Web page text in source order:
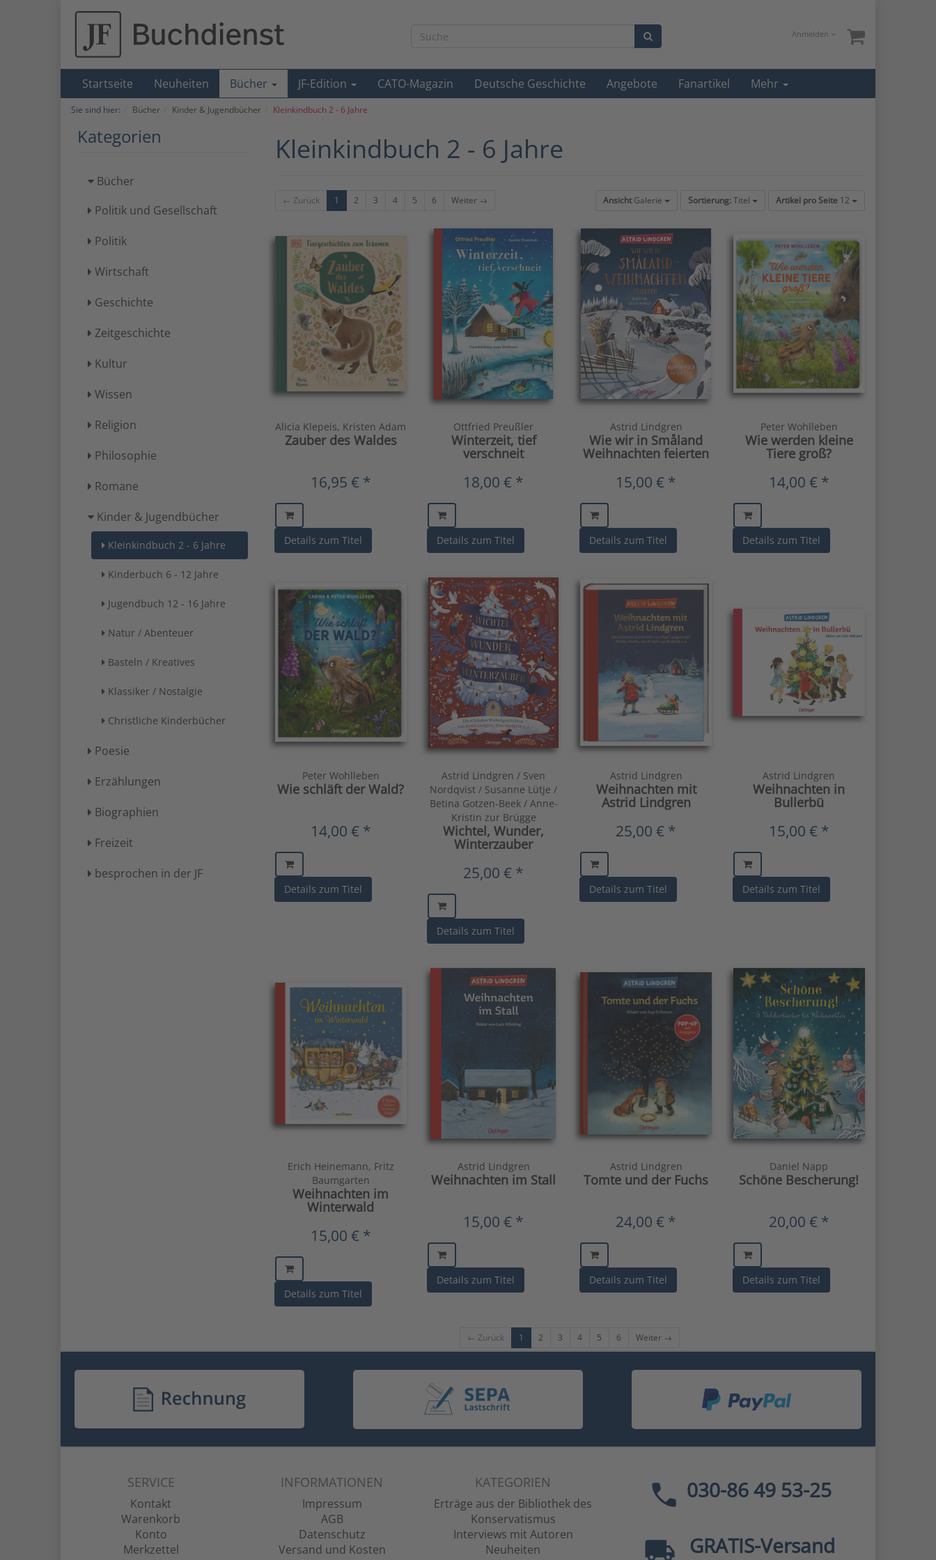
Anmelden
Startseite Neuheiten Bücher JF-Edition CATO-Magazin Deutsche Geschichte Angebote Fanartikel Mehr
Sie sind hier: Bücher Kinder & Jugendbücher Kleinkindbuch 2 - 6 Jahre
Kategorien
Bücher
Politik und Gesellschaft
Politik
Wirtschaft
Geschichte
Zeitgeschichte
Kultur
Wissen
Religion
Philosophie
Romane
Kinder & Jugendbücher
Kleinkindbuch 2 - 6 Jahre
Kinderbuch 6 - 12 Jahre
Jugendbuch 12 - 16 Jahre
Natur / Abenteuer
Basteln / Kreatives
Klassiker / Nostalgie
Christliche Kinderbücher
Poesie
Erzählungen
Biographien
Freizeit
besprochen in der JF
Kleinkindbuch 2 - 6 Jahre
← Zurück 1 2 3 4 5 6 Weiter → AnsichtGalerie Sortierung:Titel Artikel pro Seite 12
Alicia Klepeis, Kristen Adam
Zauber des Waldes
16,95 € *
Details zum Titel
Ottfried Preußler
Winterzeit, tief
verschneit
18,00 € *
Details zum Titel
Astrid Lindgren
Wie wir in Småland
Weihnachten feierten
15,00 € *
Details zum Titel
Peter Wohlleben
Wie werden kleine
Tiere groß?
14,00 € *
Details zum Titel
Peter Wohlleben
Wie schläft der Wald?
14,00 € *
Details zum Titel
Astrid Lindgren / Sven
Nordqvist / Susanne Lütje /
Betina Gotzen-Beek / Anne-
Kristin zur Brügge
Wichtel, Wunder,
Winterzauber
25,00 € *
Details zum Titel
Astrid Lindgren
Weihnachten mit
Astrid Lindgren
25,00 € *
Details zum Titel
Astrid Lindgren
Weihnachten in
Bullerbü
15,00 € *
Details zum Titel
Erich Heinemann, Fritz
Baumgarten
Weihnachten im
Winterwald
15,00 € *
Details zum Titel
Astrid Lindgren
Weihnachten im Stall
15,00 € *
Details zum Titel
Astrid Lindgren
Tomte und der Fuchs
24,00 € *
Details zum Titel
Daniel Napp
Schöne Bescherung!
20,00 € *
Details zum Titel
← Zurück 1 2 3 4 5 6 Weiter →
SERVICE
Kontakt
Warenkorb
Konto
Merkzettel
INFORMATIONEN
Impressum
AGB
Datenschutz
Versand und Kosten
KATEGORIEN
Erträge aus der Bibliothek des
Konservatismus
Interviews mit Autoren
Neuheiten
030-86 49 53-25
GRATIS-Versand